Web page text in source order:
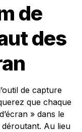
de
des
de capture
que chaque
» dans le
Au lieu